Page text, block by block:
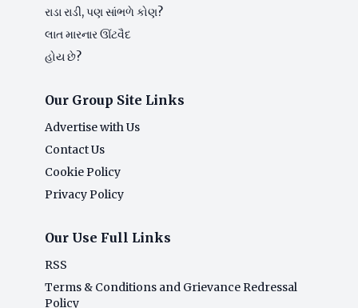
રાડા રાડી, પણ સાંભળે કોણ?
લાત મારનાર ઊંટવૈદ
હોય છે?
Our Group Site Links
Advertise with Us
Contact Us
Cookie Policy
Privacy Policy
Our Use Full Links
RSS
Terms & Conditions and Grievance Redressal
Policy